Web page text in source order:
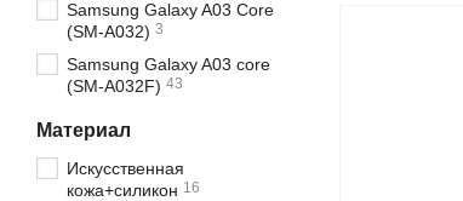
Samsung Galaxy A03 Core
(SM-A032) 3
Samsung Galaxy A03 core
(SM-A032F) 43
Материал
Искусственная
кожа+силикон 16